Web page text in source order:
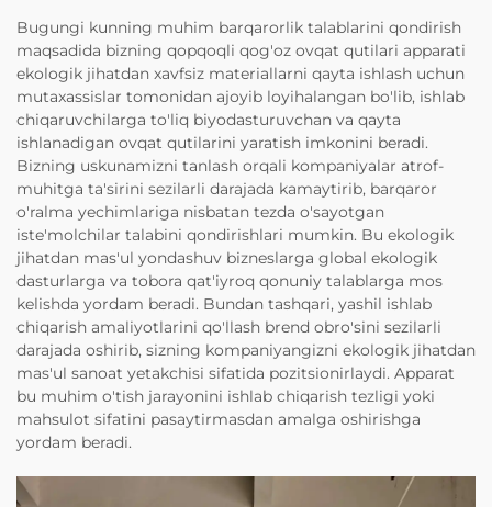
Bugungi kunning muhim barqarorlik talablarini qondirish
maqsadida bizning qopqoqli qog'oz ovqat qutilari apparati
ekologik jihatdan xavfsiz materiallarni qayta ishlash uchun
mutaxassislar tomonidan ajoyib loyihalangan bo'lib, ishlab
chiqaruvchilarga to'liq biyodasturuvchan va qayta
ishlanadigan ovqat qutilarini yaratish imkonini beradi.
Bizning uskunamizni tanlash orqali kompaniyalar atrof-
muhitga ta'sirini sezilarli darajada kamaytirib, barqaror
o'ralma yechimlariga nisbatan tezda o'sayotgan
iste'molchilar talabini qondirishlari mumkin. Bu ekologik
jihatdan mas'ul yondashuv bizneslarga global ekologik
dasturlarga va tobora qat'iyroq qonuniy talablarga mos
kelishda yordam beradi. Bundan tashqari, yashil ishlab
chiqarish amaliyotlarini qo'llash brend obro'sini sezilarli
darajada oshirib, sizning kompaniyangizni ekologik jihatdan
mas'ul sanoat yetakchisi sifatida pozitsionirlaydi. Apparat
bu muhim o'tish jarayonini ishlab chiqarish tezligi yoki
mahsulot sifatini pasaytirmasdan amalga oshirishga
yordam beradi.